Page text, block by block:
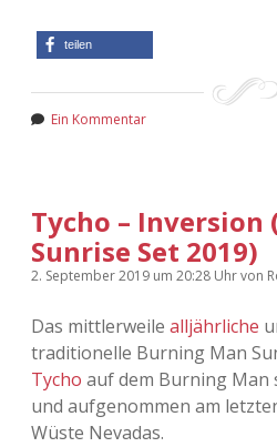
teilen
Ein Kommentar
Tycho – Inversion
Sunrise Set 2019)
2. September 2019 um 20:28 Uhrvon
Das mittlerweile alljährliche
traditionelle Burning Man
Tycho auf dem Burning Man
und aufgenommen am
Wüste Nevadas.